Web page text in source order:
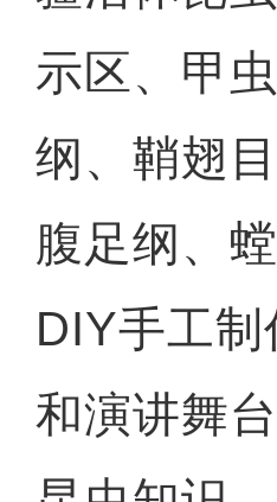
示区、甲
纲、鞘翅
腹足纲、
DIY手工
和演讲舞